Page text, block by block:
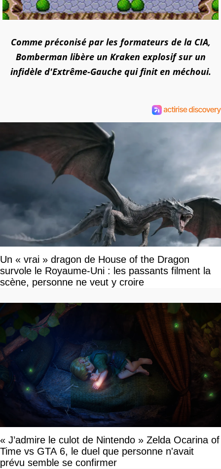
Comme préconisé par les formateurs de la CIA,
Bomberman libère un Kraken explosif sur un
infidèle d'Extrême-Gauche qui finit en méchoui.
Un « vrai » dragon de House of the Dragon
survole le Royaume-Uni : les passants filment la
scène, personne ne veut y croire
« J’admire le culot de Nintendo » Zelda Ocarina of
Time vs GTA 6, le duel que personne n'avait
prévu semble se confirmer